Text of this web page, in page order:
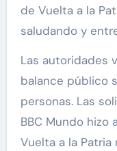
de Vuelta a la
saludando y
Las autoridades
balance público
personas. Las
BBC Mundo hizo
Vuelta a la